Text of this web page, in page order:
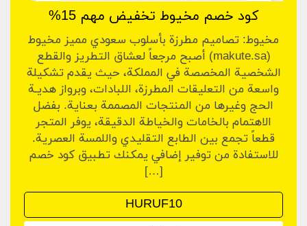
كود خصم مخيوط تخفيض مهم 15%
مخيوط: تصاميم مطرزة بأسلوب سعودي مميز مخيوط
(makute.sa) أصبح مرجعاً لعشاق التطريز والقطع
الشخصية المخصصة في المملكة، حيث يقدم تشكيلة
واسعة من التعليقات المطرزة، اللبادات، وبرواز هديـة
الحج وغيرها من المنتجات المصممة بعناية. بفضل
الاهتمام بالخامات والخياطة الدقيقة، يوفر المتجر
قطعاً تجمع بين الطابع التقليدي واللمسة العصرية.
للاستفادة من توفير إضافي يمكنك تطبيق كود خصم
[…]